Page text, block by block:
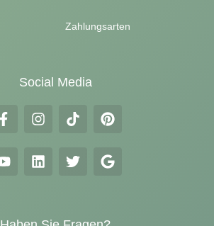
Zahlungsarten
Social Media